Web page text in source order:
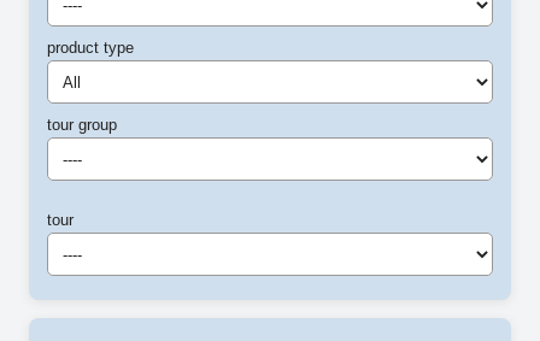
----
product type
All
tour group
----
tour
----